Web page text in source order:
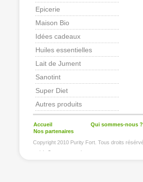
Epicerie
Maison Bio
Idées cadeaux
Huiles essentielles
Lait de Jument
Sanotint
Super Diet
Autres produits
Accueil
Qui sommes-nous ?
Nos partenaires
Copyright 2010 Purity Fort. Tous droits